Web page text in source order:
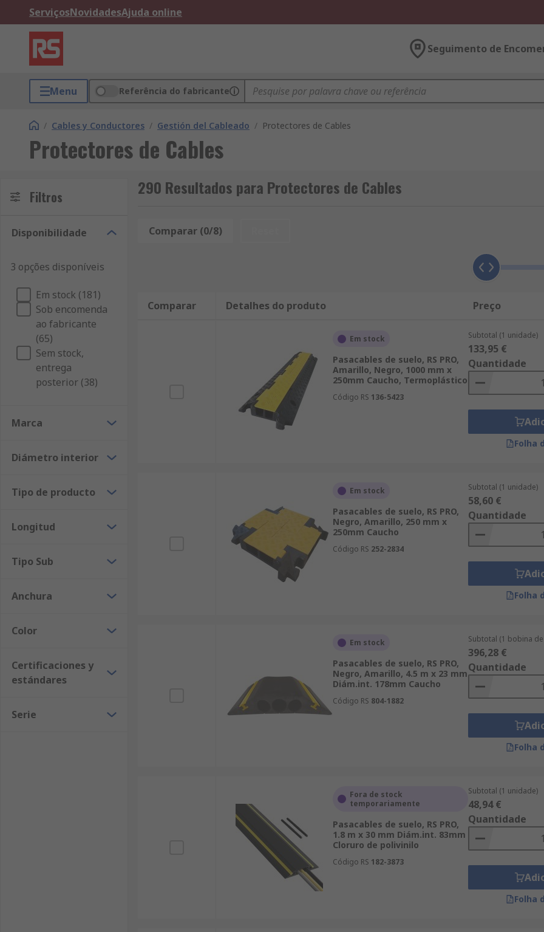
ServiçosNovidadesAjuda online
Seguimento de
Menu Referência do fabricante
/ Cables y Conductores / Gestión del Cableado / Protectores de Cables
Protectores de Cables
Filtros
Disponibilidade
3 opções disponíveis
Em stock (181)
Sob encomenda
ao fabricante
(65)
Sem stock,
entrega
posterior (38)
Marca
Diámetro interior
Tipo de producto
Longitud
Tipo Sub
Anchura
Color
Certificaciones y
estándares
Serie
290 Resultados para Protectores de Cables
Comparar (0/8)
Comparar Detalhes do produto Preço
Em stock
Pasacables de suelo, RS PRO,
Amarillo, Negro, 1000 mm x
250mm Caucho, Termoplástico
Código RS 136-5423
Subtotal (1 unidade)
133,95 €
Quantidade
Folha
Em stock
Pasacables de suelo, RS PRO,
Negro, Amarillo, 250 mm x
250mm Caucho
Código RS 252-2834
Subtotal (1 unidade)
58,60 €
Quantidade
Folha
Em stock
Pasacables de suelo, RS PRO,
Negro, Amarillo, 4.5 m x 23 mm
Diám.int. 178mm Caucho
Código RS 804-1882
Subtotal (1 bobina
396,28 €
Quantidade
Folha
Fora de stock
temporariamente
Pasacables de suelo, RS PRO,
1.8 m x 30 mm Diám.int. 83mm
Cloruro de polivinilo
Código RS 182-3873
Subtotal (1 unidade)
48,94 €
Quantidade
Folha